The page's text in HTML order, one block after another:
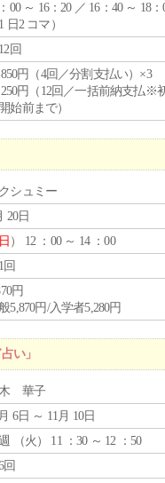
00 ～ 16：20 ／ 16：40 ～ 18：
1 日2 コマ）
回
円（4回／分割支払い）×3
円（12回／一括前納支払※
始前まで）
シュミー
20日
日 ） 12 ：00 ～ 14 ：00
回
円
5,870円/入学者5,280円
い」
華子
6日 ～ 11月 10日
（火 ） 11 ：30 ～ 12 ：50
回